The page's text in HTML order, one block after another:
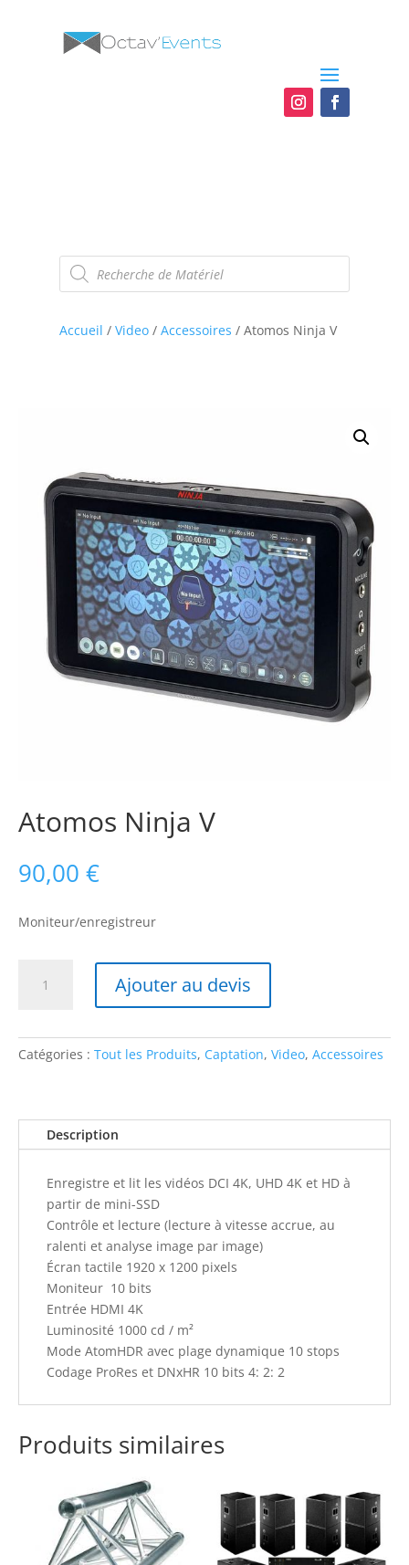
Recherche
de
produits
Accueil / Video/ Accessoires / Atomos Ninja V
Atomos Ninja V
90,00 €
Moniteur/enregistreur
V
Ajouter au devis
Catégories : Tout les Produits, Captation, Video, Accessoires
Description
Enregistre et lit les vidéos DCI 4K, UHD 4K et HD à
partir de mini-SSD
Contrôle et lecture (lecture à vitesse accrue, au
ralenti et analyse image par image)
Écran tactile 1920 x 1200 pixels
Moniteur 10 bits
Entrée HDMI 4K
Luminosité 1000 cd / m²
Mode AtomHDR avec plage dynamique 10 stops
Codage ProRes et DNxHR 10 bits 4: 2: 2
Produits similaires